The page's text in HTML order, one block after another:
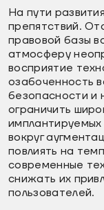
На пути
препятствий.
правовой базы
атмосферу
восприятие
озабоченность
безопасности и
ограничить
имплантируемых
вокруг
повлиять на
современные
снижать их
пользователей.